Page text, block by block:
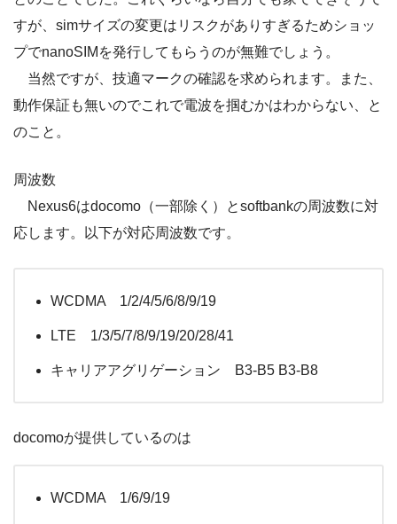
すが、simサイズの変更はリスクがありすぎるためショッ
プでnanoSIMを発行してもらうのが無難でしょう。
当然ですが、技適マークの確認を求められます。また、
動作保証も無いのでこれで電波を掴むかはわからない、と
のこと。
周波数
Nexus6はdocomo（一部除く）とsoftbankの周波数に対
応します。以下が対応周波数です。
WCDMA 1/2/4/5/6/8/9/19
LTE 1/3/5/7/8/9/19/20/28/41
キャリアアグリゲーション B3-B5 B3-B8
docomoが提供しているのは
WCDMA 1/6/9/19